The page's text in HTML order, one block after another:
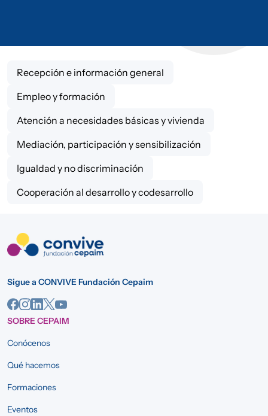
Recepción e información general
Empleo y formación
Atención a necesidades básicas y vivienda
Mediación, participación y sensibilización
Igualdad y no discriminación
Cooperación al desarrollo y codesarrollo
Sigue a CONVIVE Fundación Cepaim
SOBRE CEPAIM
Conócenos
Qué hacemos
Formaciones
Eventos